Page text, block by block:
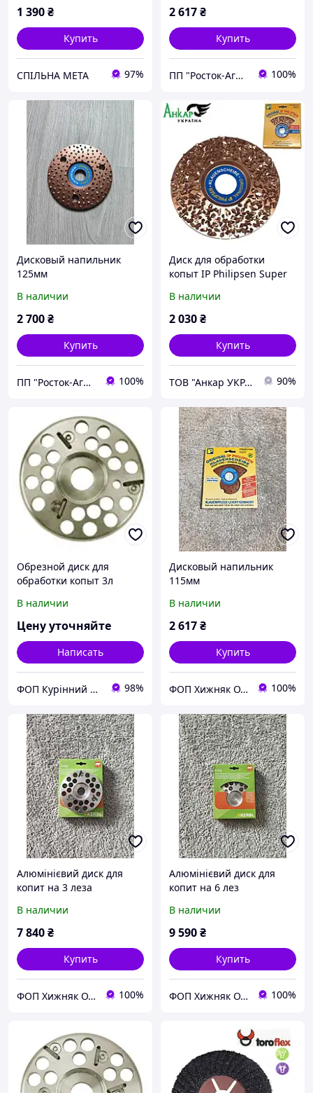
1 390₴
Купить
СПІЛЬНА МЕТА 97%
2 617₴
Купить
ПП "Росток-Агро.Х" 100%
Дисковый напильник
125мм
В наличии
2 700₴
Купить
ПП "Росток-Агро.Х" 100%
Диск для обработки
копыт IP Philipsen Super
Kerbl
В наличии
2 030₴
Купить
ТОВ "Анкар УКРАЇНА" 90%
Обрезной диск для
обработки копыт 3л
В наличии
Цену уточняйте
Написать
ФОП Курінний К.А. 98%
Дисковый напильник
115мм
В наличии
2 617₴
Купить
ФОП Хижняк О.О. 100%
Алюмінієвий диск для
копит на 3 леза
В наличии
7 840₴
Купить
ФОП Хижняк О.О. 100%
Алюмінієвий диск для
копит на 6 лез
В наличии
9 590₴
Купить
ФОП Хижняк О.О. 100%